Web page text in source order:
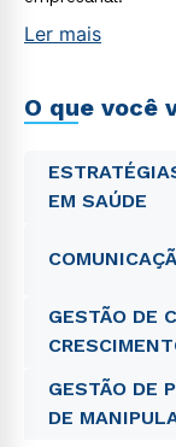
Ler mais
O que você
EM SAÚDE
GESTÃO DE
GESTÃO DE
DE